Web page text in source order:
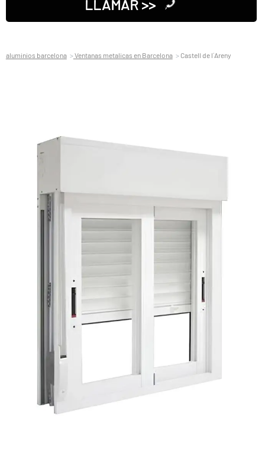
LLAMAR >>
aluminios barcelona Ventanas metalicas en Barcelona Castell de l´Areny